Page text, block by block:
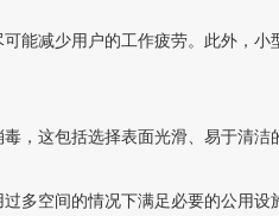
能减少用户的工作疲劳。此外，小
，这包括选择表面光滑、易于清洁
多空间的情况下满足必要的公